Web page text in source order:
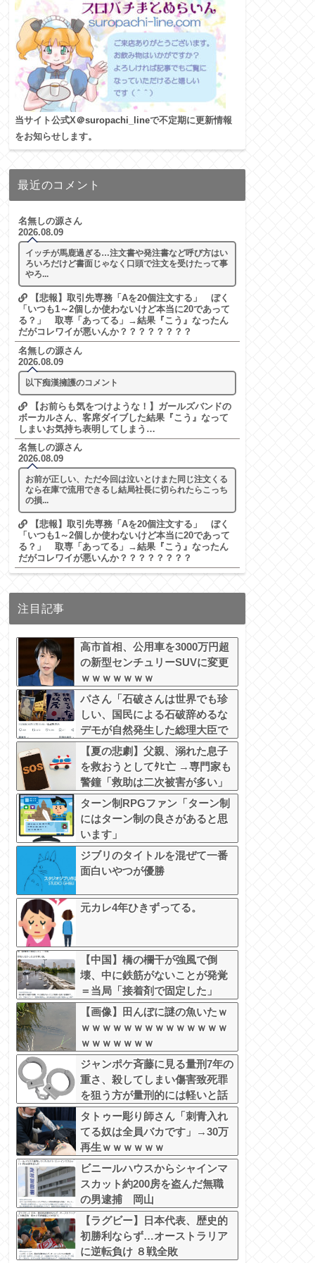
当サイト公式X＠suropachi_lineで不定期に更新情報
をお知らせします。
最近のコメント
名無しの源さん
2026.08.09
イッチが馬鹿過ぎる…注文書や発注書など呼び方はい
ろいろだけど書面じゃなく口頭で注文を受けたって事
やろ...
【悲報】取引先専務「Aを20個注文する」 ぼく
「いつも1～2個しか使わないけど本当に20であって
る？」 取専「あってる」→結果『こう』なったん
だがコレワイが悪いんか？？？？？？？？
名無しの源さん
2026.08.09
以下痴漢擁護のコメント
【お前らも気をつけような！】ガールズバンドの
ボーカルさん、客席ダイブした結果『こう』なって
しまいお気持ち表明してしまう…
名無しの源さん
2026.08.09
お前が正しい、ただ今回は泣いとけまた同じ注文くる
なら在庫で流用できるし結局社長に切られたらこっち
の損...
【悲報】取引先専務「Aを20個注文する」 ぼく
「いつも1～2個しか使わないけど本当に20であって
る？」 取専「あってる」→結果『こう』なったん
だがコレワイが悪いんか？？？？？？？？
注目記事
高市首相、公用車を3000万円超
の新型センチュリーSUVに変更
ｗｗｗｗｗｗｗ
パさん「石破さんは世界でも珍
しい、国民による石破辞めるな
デモが自然発生した総理大臣で
す」
【夏の悲劇】父親、溺れた息子
を救おうとしてﾀﾋ亡 →専門家も
警鐘「救助は二次被害が多い」
ターン制RPGファン「ターン制
にはターン制の良さがあると思
います」
ジブリのタイトルを混ぜて一番
面白いやつが優勝
元カレ4年ひきずってる。
【中国】橋の欄干が強風で倒
壊、中に鉄筋がないことが発覚
＝当局「接着剤で固定した」
【画像】田んぼに謎の魚いたｗ
ｗｗｗｗｗｗｗｗｗｗｗｗｗｗ
ｗｗｗｗｗｗｗ
ジャンポケ斉藤に見る量刑7年の
重さ、殺してしまい傷害致死罪
を狙う方が量刑的には軽いと話
題
タトゥー彫り師さん「刺青入れ
てる奴は全員バカです」→30万
再生ｗｗｗｗｗｗ
ビニールハウスからシャインマ
スカット約200房を盗んだ無職
の男逮捕 岡山
【ラグビー】日本代表、歴史的
初勝利ならず…オーストラリア
に逆転負け ８戦全敗